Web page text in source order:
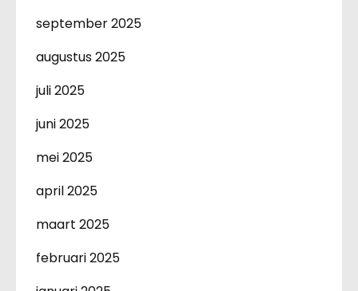
september 2025
augustus 2025
juli 2025
juni 2025
mei 2025
april 2025
maart 2025
februari 2025